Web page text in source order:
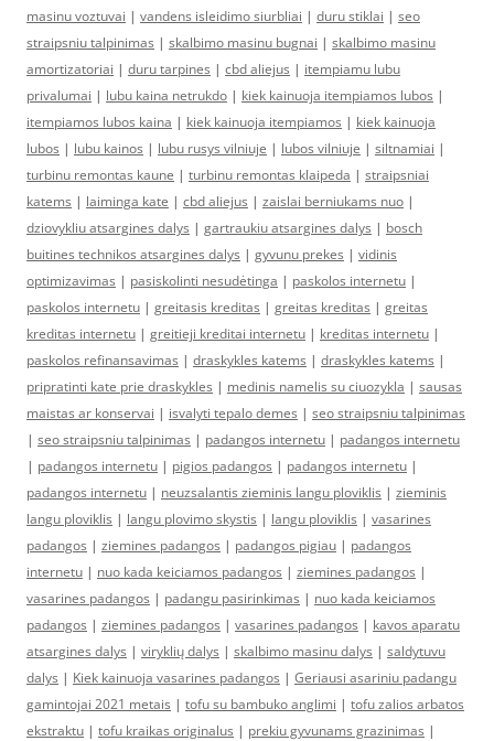
masinu voztuvai | vandens isleidimo siurbliai | duru stiklai | seo
straipsniu talpinimas | skalbimo masinu bugnai | skalbimo masinu
amortizatoriai | duru tarpines | cbd aliejus | itempiamu lubu
privalumai | lubu kaina netrukdo | kiek kainuoja itempiamos lubos |
itempiamos lubos kaina | kiek kainuoja itempiamos | kiek kainuoja
lubos | lubu kainos | lubu rusys vilniuje | lubos vilniuje | siltnamiai |
turbinu remontas kaune | turbinu remontas klaipeda | straipsniai
katems | laiminga kate | cbd aliejus | zaislai berniukams nuo |
dziovykliu atsargines dalys | gartraukiu atsargines dalys | bosch
buitines technikos atsargines dalys | gyvunu prekes | vidinis
optimizavimas | pasiskolinti nesudėtinga | paskolos internetu |
paskolos internetu | greitasis kreditas | greitas kreditas | greitas
kreditas internetu | greitieji kreditai internetu | kreditas internetu |
paskolos refinansavimas | draskykles katems | draskykles katems |
pripratinti kate prie draskykles | medinis namelis su ciuozykla | sausas
maistas ar konservai | isvalyti tepalo demes | seo straipsniu talpinimas
| seo straipsniu talpinimas | padangos internetu | padangos internetu
| padangos internetu | pigios padangos | padangos internetu |
padangos internetu | neuzsalantis zieminis langu ploviklis | zieminis
langu ploviklis | langu plovimo skystis | langu ploviklis | vasarines
padangos | ziemines padangos | padangos pigiau | padangos
internetu | nuo kada keiciamos padangos | ziemines padangos |
vasarines padangos | padangu pasirinkimas | nuo kada keiciamos
padangos | ziemines padangos | vasarines padangos | kavos aparatu
atsargines dalys | viryklių dalys | skalbimo masinu dalys | saldytuvu
dalys | Kiek kainuoja vasarines padangos | Geriausi asariniu padangu
gamintojai 2021 metais | tofu su bambuko anglimi | tofu zalios arbatos
ekstraktu | tofu kraikas originalus | prekiu gyvunams grazinimas |